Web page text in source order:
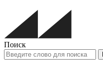
Поиск